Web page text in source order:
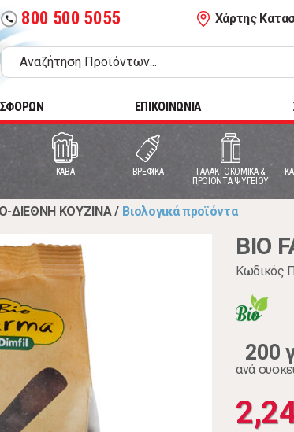
call 800 500 5055 Χάρτης
ΕΠΙΚΟΙΝΩΝΙΑ
ΚΑΒΑ ΒΡΕΦΙΚΑ
ΓΑΛΑΚΤΟΚΟΜΙΚΑ &
ΠΡΟΙΟΝΤΑ ΨΥΓΕΙΟΥ
ΔΙΕΘΝΗ ΚΟΥΖΙΝΑ / Βιολογικά προϊόντα
BIO
Κωδικός
200
ανά